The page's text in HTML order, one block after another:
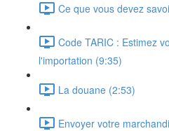
Ce que vous devez
Code TARIC : Estimez
l'importation (9:35)
La douane (2:53)
Envoyer votre